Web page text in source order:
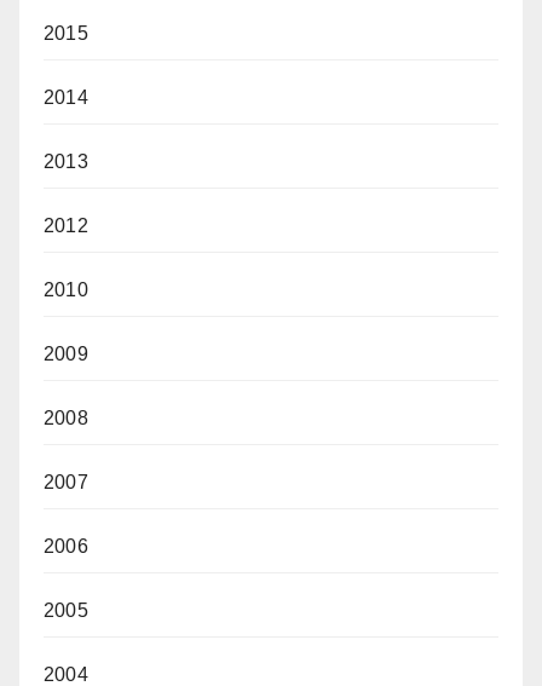
2015
2014
2013
2012
2010
2009
2008
2007
2006
2005
2004